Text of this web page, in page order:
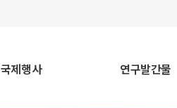
국제행사 연구발간물